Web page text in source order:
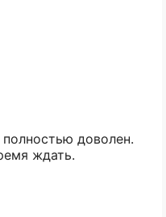
доволен.
ждать.